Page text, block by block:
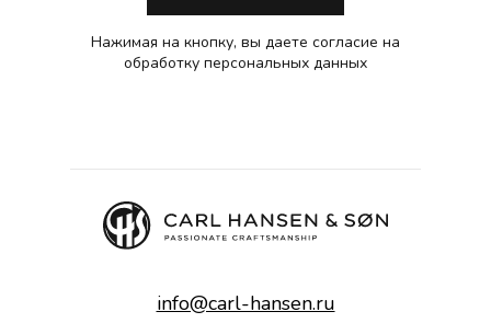
Нажимая на кнопку, вы даете согласие на
обработку персональных данных
info@carl-hansen.ru